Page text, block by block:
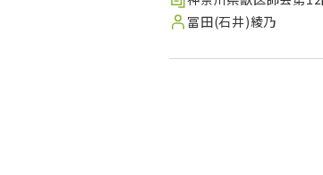
冨田(石井)綾乃